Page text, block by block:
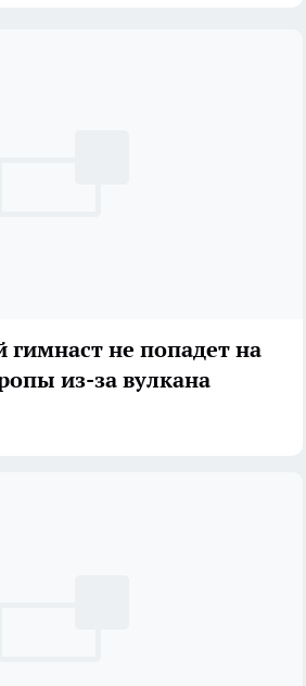
не попадет на
из-за вулкана